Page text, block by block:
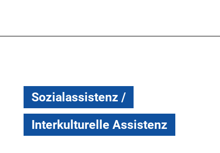
Sozialassistenz /
Interkulturelle Assistenz